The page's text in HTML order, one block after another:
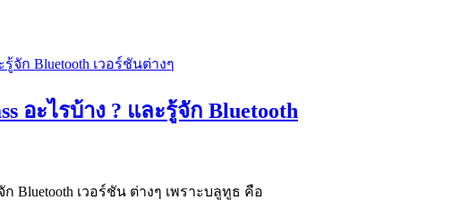
อะไรบ้าง ? และรู้จัก Bluetooth
Bluetooth เวอร์ชัน ต่างๆ เพราะบลูทูธ คือ